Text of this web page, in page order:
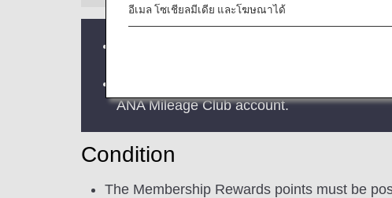
ANA Mileage Club account.
Condition
The Membership Rewards points must be
อีเมล โซเชียลมีเดีย และโฆษณาได้